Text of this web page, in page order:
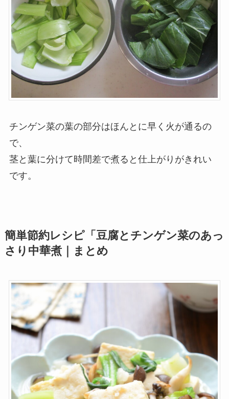
チンゲン菜の葉の部分はほんとに早く火が通るの
で、
茎と葉に分けて時間差で煮ると仕上がりがきれい
です。
簡単節約レシピ「豆腐とチンゲン菜のあっ
さり中華煮｜まとめ